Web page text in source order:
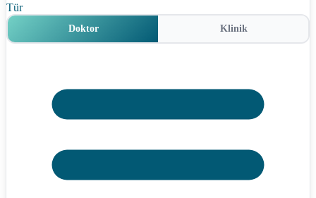
Tür
Doktor Klinik